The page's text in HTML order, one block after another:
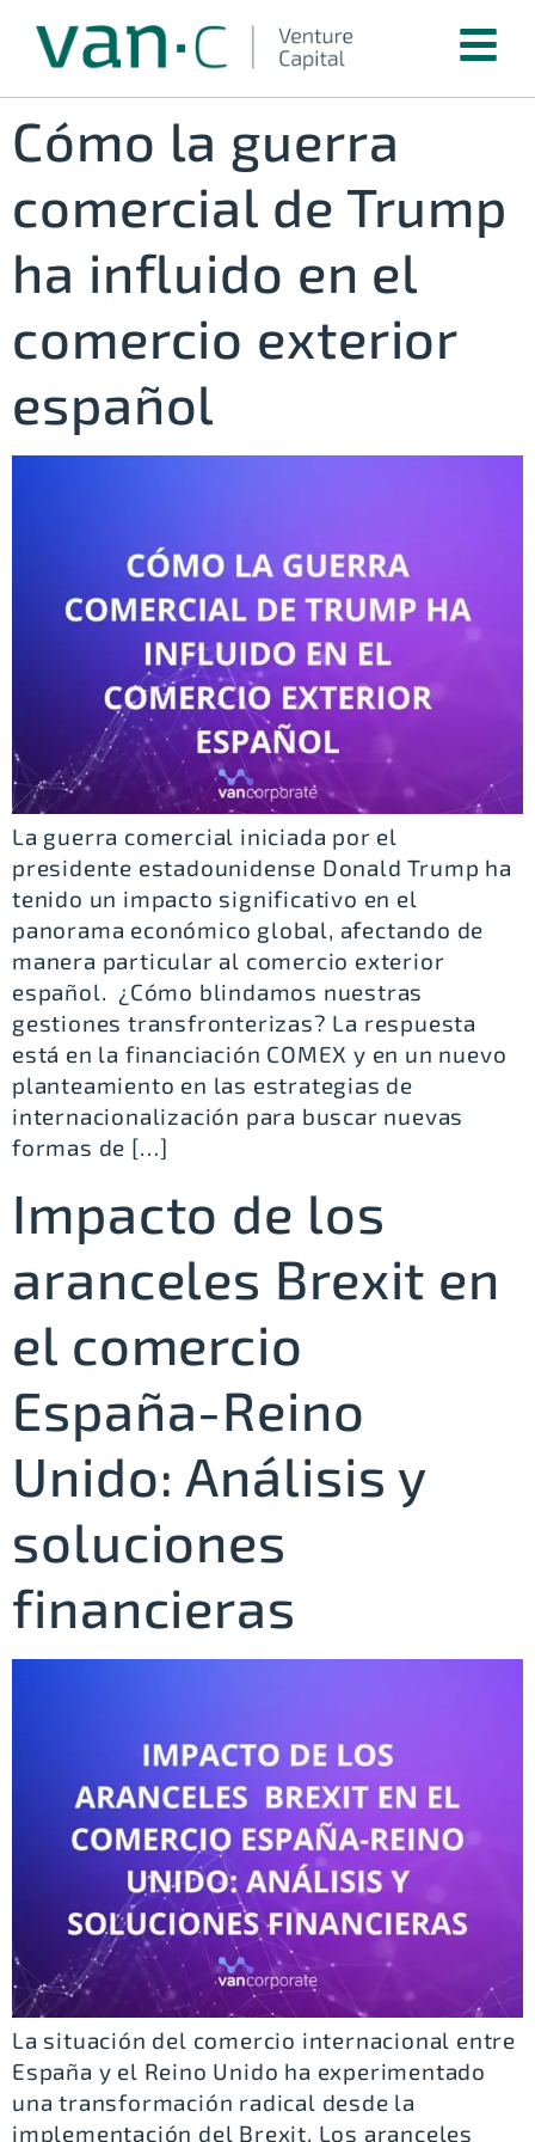
Cómo la guerra
comercial de Trump
ha influido en el
comercio exterior
español
La guerra comercial iniciada por el
presidente estadounidense Donald Trump ha
tenido un impacto significativo en el
panorama económico global, afectando de
manera particular al comercio exterior
español. ¿Cómo blindamos nuestras
gestiones transfronterizas? La respuesta
está en la financiación COMEX y en un nuevo
planteamiento en las estrategias de
internacionalización para buscar nuevas
formas de […]
Impacto de los
aranceles Brexit en
el comercio
España-Reino
Unido: Análisis y
soluciones
financieras
La situación del comercio internacional entre
España y el Reino Unido ha experimentado
una transformación radical desde la
implementación del Brexit. Los aranceles